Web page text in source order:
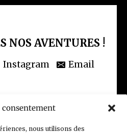
consentement
nous utilisons des
NOS AVENTURES !
Instagram Email
générales de vente